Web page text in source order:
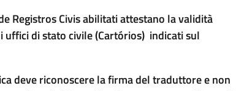
Registros Civis abilitati attestano la validità
uffici di stato civile (Cartórios) indicati sul
deve riconoscere la firma del traduttore e non